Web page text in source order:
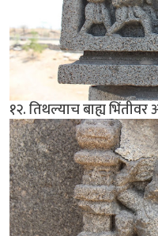
१२. तिथल्याच बाह्य